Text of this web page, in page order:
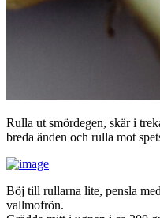
Rulla ut smördegen, skär i
breda änden och rulla mot
Böj till rullarna lite, pensla
vallmofrön.